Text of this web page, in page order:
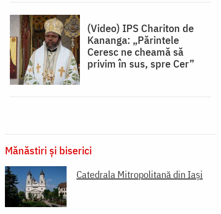
(Video) IPS Chariton de
Kananga: „Părintele
Ceresc ne cheamă să
privim în sus, spre Cer”
Mănăstiri și biserici
Catedrala Mitropolitană din Iaşi